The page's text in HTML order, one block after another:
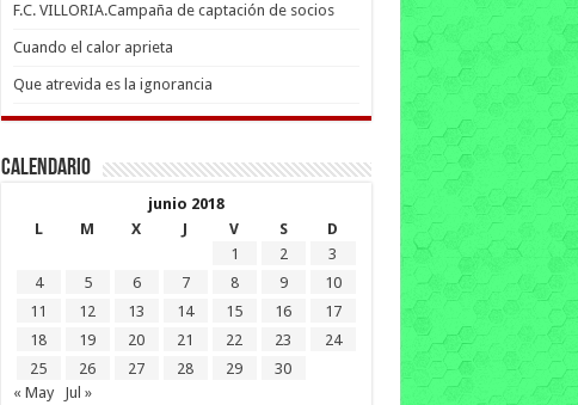
F.C. VILLORIA.Campaña de captación de socios
Cuando el calor aprieta
Que atrevida es la ignorancia
Calendario
junio 2018
L
M X J V S
D
1
2
3
4
5 6 7 8 9
10
11
12 13 14 15 16
17
18
19 20 21 22 23
24
25
26 27 28 29
30
« May
Jul »